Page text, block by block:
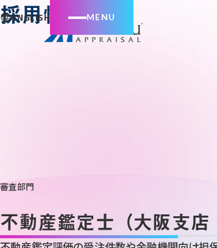
ENGLISH
採用情報
審査部門
不動産鑑定士（大阪支店